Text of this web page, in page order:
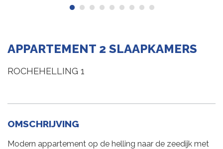
APPARTEMENT 2 SLAAPKAMERS
ROCHEHELLING 1
OMSCHRIJVING
Modern appartement op de helling naar de zeedijk met